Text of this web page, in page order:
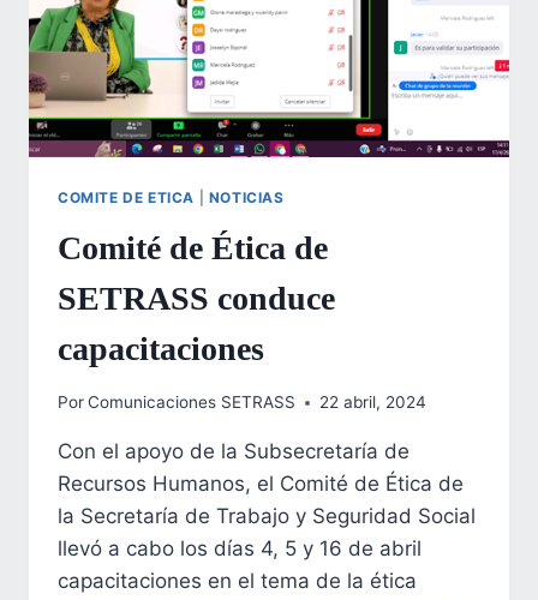
COMITE DE ETICA NOTICIAS
Comité de Ética de
SETRASS conduce
capacitaciones
PorComunicaciones SETRASS 22 abril, 2024
Con el apoyo de la Subsecretaría de
Recursos Humanos, el Comité de Ética de
la Secretaría de Trabajo y Seguridad Social
llevó a cabo los días 4, 5 y 16 de abril
capacitaciones en el tema de la ética